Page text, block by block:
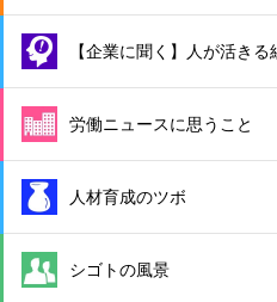
【企業に聞く】人が活きる
労働ニュースに思うこと
人材育成のツボ
シゴトの風景